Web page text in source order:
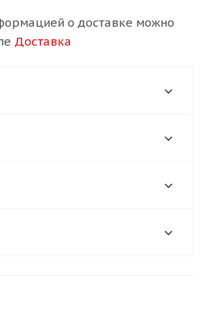
о доставке можно
Доставка